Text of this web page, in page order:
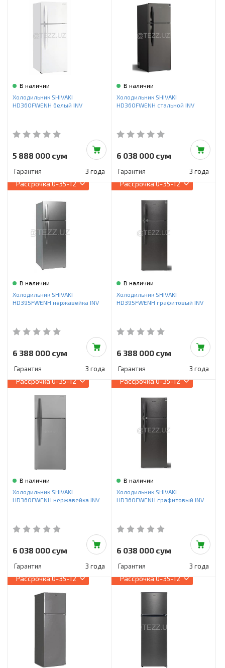
В наличии
Холодильник SHIVAKI
HD360FWENH белый INV
5 888 000 сум
Гарантия 3 года
В наличии
Холодильник SHIVAKI
HD360FWENH стальной INV
6 038 000 сум
Гарантия 3 года
Рассрочка0-35-12
В наличии
Холодильник SHIVAKI
HD395FWENH нержавейка INV
6 388 000 сум
Гарантия 3 года
Рассрочка0-35-12
В наличии
Холодильник SHIVAKI
HD395FWENH графитовый INV
6 388 000 сум
Гарантия 3 года
Рассрочка0-35-12
В наличии
Холодильник SHIVAKI
HD360FWENH нержавейка INV
6 038 000 сум
Гарантия 3 года
Рассрочка0-35-12
В наличии
Холодильник SHIVAKI
HD360FWENH графитовый INV
6 038 000 сум
Гарантия 3 года
Рассрочка0-35-12 Рассрочка0-35-12